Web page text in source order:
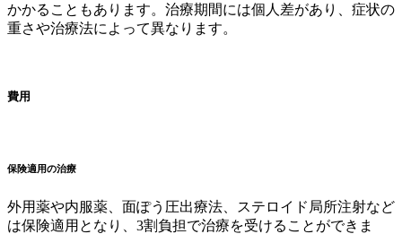
かかることもあります。治療期間には個人差があり、症状の
重さや治療法によって異なります。
費用
保険適用の治療
外用薬や内服薬、面ぽう圧出療法、ステロイド局所注射など
は保険適用となり、3割負担で治療を受けることができま